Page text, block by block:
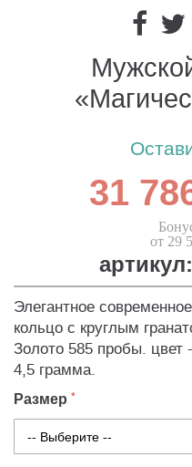
31
от 29
артикул:
Элегантное
кольцо с круглым
Золото 585 пробы.
4,5 грамма.
Размер